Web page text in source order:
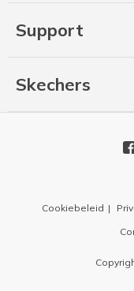
Support
Skechers
Cookiebeleid